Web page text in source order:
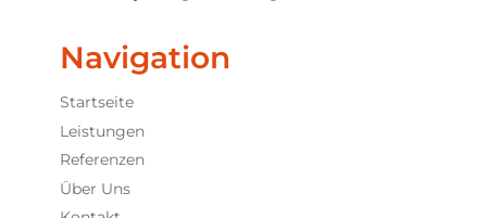
Navigation
Startseite
Leistungen
Referenzen
Über Uns